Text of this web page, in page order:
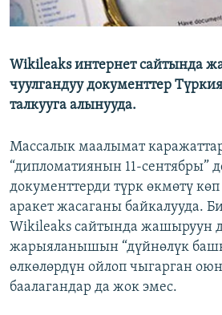
ЭЕ/АРнун бардык сайттары
Wikileaks интернет сайтында
чуулгандуу документтер
талкууга алынууда.
Массалык маалымат
“дипломатиянын 11-сентябры”
документтерди түрк өкмөтү көп
аракет жасаганы байкалууда.
Wikileaks сайтында жашыруун
жарыяланышын “дүйнөлүк
өлкөлөрдүн ойлоп чыгарган
баалагандар да жок эмес.